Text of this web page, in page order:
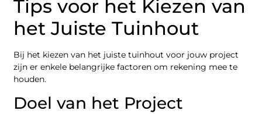
Tips voor het Kiezen van
het Juiste Tuinhout
Bij het kiezen van het juiste tuinhout voor jouw project
zijn er enkele belangrijke factoren om rekening mee te
houden.
Doel van het Project